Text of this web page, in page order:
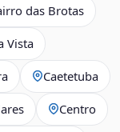
das Brotas
Vista
Caetetuba
Centro